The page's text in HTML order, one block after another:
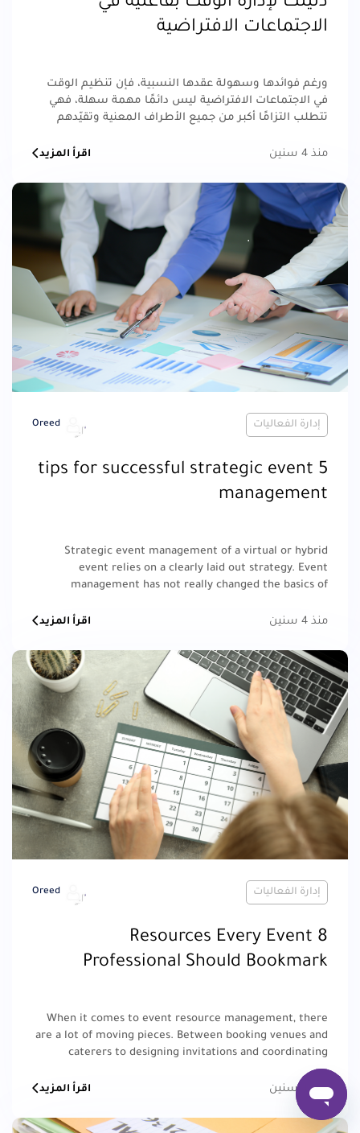
الاجتماعات الافتراضية
ورغم فوائدها وسهولة عقدها النسبية، فإن تنظيم الوقت
في الاجتماعات الافتراضية ليس دائمًا مهمة سهلة، فهي
تتطلب التزامًا أكبر من جميع الأطراف المعنية وتقيّدهم
كما هو مطلوب لتحقيق الأهداف المرجوة منها
منذ 4 سنين اقرأ المزيد
إدارة الفعاليات Oreed
5 tips for successful strategic event
management
Strategic event management of a virtual or hybrid
event relies on a clearly laid out strategy. Event
management has not really changed the basics of
comes with its own unique set of challenges.
منذ 4 سنين اقرأ المزيد
إدارة الفعاليات Oreed
8 Resources Every Event
Professional Should Bookmark
When it comes to event resource management, there
are a lot of moving pieces. Between booking venues and
caterers to designing invitations and coordinating
transportation, it can feel like there's never enough
time in the day.
منذ 4 سنين اقرأ المزيد